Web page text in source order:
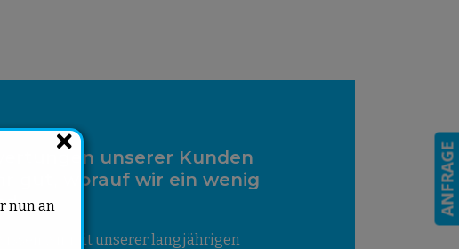
unserer Kunden
gut, worauf wir ein wenig
wir mit unserer langjährigen
ANFRAGE
nun an